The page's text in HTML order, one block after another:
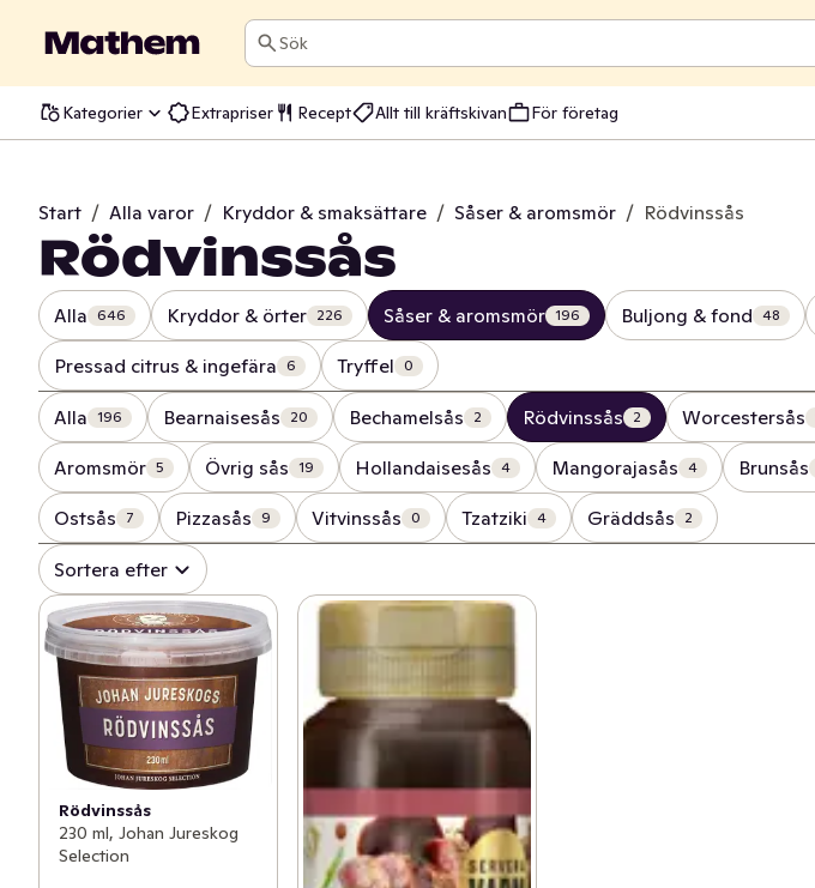
Sök
Kategorier Extrapriser Recept Allt till kräftskivan För företag
Start / Alla varor / Kryddor & smaksättare / Såser & aromsmör / Rödvinssås
Rödvinssås
Alla 646 Kryddor & örter 226 Såser & aromsmör 196 Buljong & fond 48
Pressad citrus & ingefära 6 Tryffel 0
Alla 196 Bearnaisesås 20 Bechamelsås 2 Rödvinssås 2 Worcestersås
Aromsmör 5 Övrig sås 19 Hollandaisesås 4 Mangorajasås 4 Brunsås
Ostsås 7 Pizzasås 9 Vitvinssås 0 Tzatziki 4 Gräddsås 2
Sortera efter
Rödvinssås
230 ml, Johan Jureskog
Selection